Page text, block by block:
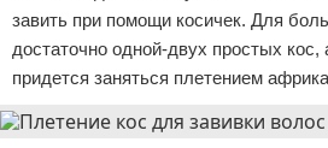
завить при помощи косичек. Для
достаточно одной-двух простых
придется заняться плетением